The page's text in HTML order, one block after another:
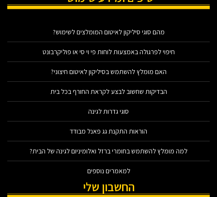
מהם סוגי סיליקון לאיטום המומלצים לשימוש?
חיפוי לפרגולה באמצעות לוחות פי וי סי או פוליקרבונט
האם מומלץ להשתמש בסיליקון לאיטום חיצוני?
הבדיקות שחשוב לבצע לקראת החורף בכל בית
סוגי גדרות לגינה
הוראות התקנת גג פאנל מבודד
למה מומלץ להשתמש בחומרי ברזל ואלומיניום לגינה של הבית?
למאמרים נוספים
החשבון שלי